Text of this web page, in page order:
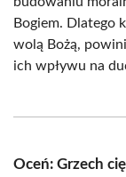
Bogiem. Dlatego
wolą Bożą,
ich wpływu na
Oceń: Grzech